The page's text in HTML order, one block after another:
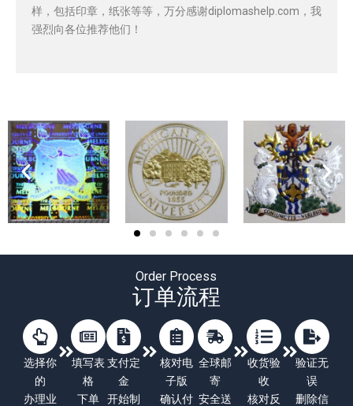
样，包括印章，纸张等等，万分感谢diplomashelp.com，我
强烈向各位推荐他们！
Order Process
订单流程
选择你
的
办理业
填写表
格
下单
支付定
金
开始制
核对电
子版
确认付
全球邮
寄
安全送
收货验
收
核对反
验证无
误
删除信